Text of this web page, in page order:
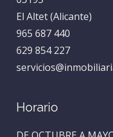
El Altet (Alicante)
965 687 440
629 854 227
Horario